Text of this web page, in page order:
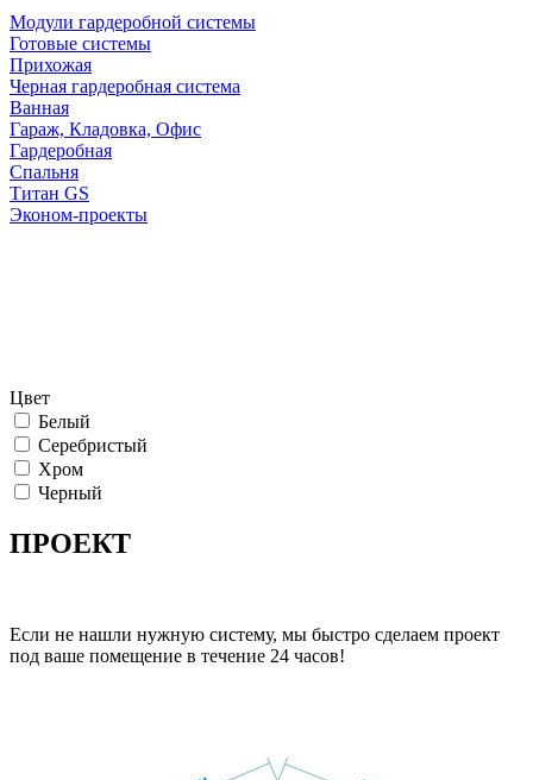
Модули гардеробной системы
Готовые системы
Прихожая
Черная гардеробная система
Ванная
Гараж, Кладовка, Офис
Гардеробная
Спальня
Титан GS
Эконом-проекты
Цвет
Белый
Серебристый
Хром
Черный
ПРОЕКТ
Если не нашли нужную систему, мы быстро сделаем проект
под ваше помещение в течение 24 часов!